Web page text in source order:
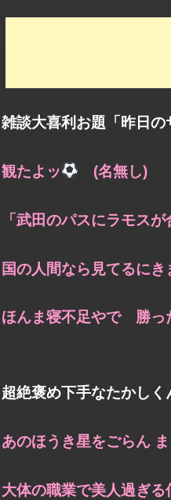
雑談大喜利お題「昨日
観たよッ (名無し)
「武田のパスにラモス
国の人間なら見てるに
ほんま寝不足やで 勝
超絶褒め下手なたかし
あのほうき星をごらん
大体の職業で美人過ぎ